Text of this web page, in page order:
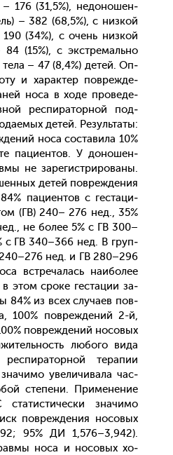
– 176 (31,5%), не­доно­шен­
– 382 (68,5%), с низ­кой
(34%), с очень низ­кой
(15%), с экс­тре­маль­но
– 47 (8,4%) де­тей. Оп­
и ха­рак­тер пов­режде­
но­са в хо­де про­веде­
рес­пи­ратор­ной под­
де­тей. Ре­зуль­та­ты:
но­са сос­та­вила 10%
па­ци­ен­тов. У до­ношен­
не за­регис­три­рова­ны.
де­тей пов­режде­ния
па­ци­ен­тов с гес­та­ци­
(ГВ) 240– 276 нед., 35%
не бо­лее 5% с ГВ 300–
с ГВ 340–366 нед. В груп­
нед. и ГВ 280–296
встре­чалась на­ибо­лее
этом сро­ке гес­та­ции за­
84% из всех слу­ча­ев пов­
100% пов­режде­ний 2-й,
пов­режде­ний но­совых
лю­бого ви­да
рес­пи­ратор­ной те­рапии
зна­чимо уве­личи­вала час­
сте­пени. При­мене­ние
ста­тис­ти­чес­ки зна­чимо
пов­режде­ния но­совых
95% ДИ 1,576–3,942).
но­са и но­совых хо­